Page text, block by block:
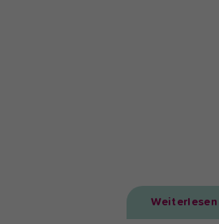
Weiterlesen